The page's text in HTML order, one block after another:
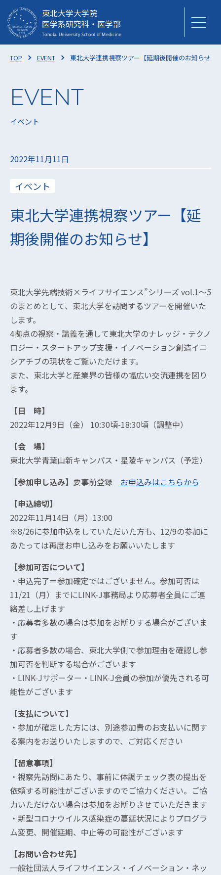
東北大学大学院
医学系研究科・医学部
TOP EVENT 東北大学連携視察ツアー【延期後開催のお知らせ】
イベント
2022年11月11日
イベント
東北大学連携視察ツアー【延
期後開催のお知らせ】
東北大学先端技術×ライフサイエンス”シリーズ vol.1～5
のまとめとして、東北大学を訪問するツアーを開催いた
します。
4拠点の視察・講義を通して東北大学のナレッジ・テクノ
ロジー・スタートアップ支援・イノベーション創造イニ
シアチブの現状をご覧いただけます。
また、東北大学と産業界の皆様の幅広い交流連携を図り
ます。
【日 時】
2022年12月9日（金） 10:30頃-18:30頃（調整中）
【会 場】
東北大学青葉山新キャンパス・星陵キャンパス（予定）
【参加申し込み】 要事前登録 お申込みはこちらから
【申込締切】
2022年11月14日（月）13:00
※8/26に参加申込をしていただいた方も、12/9の参加に
あたっては再度お申し込みをお願いいたします
【参加可否について】
・申込完了＝参加確定ではございません。参加可否は
11/21（月）までにLINK-J事務局より応募者全員にご連
絡差し上げます
・応募者多数の場合は参加をお断りする場合がございま
す
・応募者多数の場合、東北大学側で参加理由を確認し参
加可否を判断する場合がございます
・LINK-Jサポーター・LINK-J会員の参加が優先される可
能性がございます
【支払について】
・参加が確定した方には、別途参加費のお支払いに関す
る案内をお送りいたしますので、ご対応ください
【留意事項】
・視察先訪問にあたり、事前に体調チェック表の提出を
依頼する可能性がございますのでご協力ください。ご協
力いただけない場合は参加をお断りさせていただきます
・新型コロナウイルス感染症の蔓延状況によりプログラ
ム変更、開催延期、中止等の可能性がございます
【お問い合わせ先】
一般社団法人ライフサイエンス・イノベーション・ネッ